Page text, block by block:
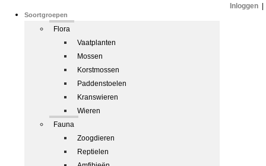
Soortgroepen
Flora
Vaatplanten
Mossen
Korstmossen
Paddenstoelen
Kranswieren
Wieren
Fauna
Zoogdieren
Reptielen
Inloggen